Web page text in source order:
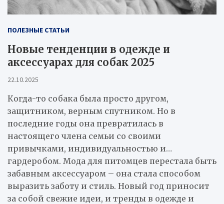
ПОЛЕЗНЫЕ СТАТЬИ
Новые тенденции в одежде и
аксессуарах для собак 2025
22.10.2025
Когда-то собака была просто другом,
защитником, верным спутником. Но в
последние годы она превратилась в
настоящего члена семьи со своими
привычками, индивидуальностью и…
гардеробом. Мода для питомцев перестала быть
забавным аксессуаром – она стала способом
выразить заботу и стиль. Новый год приносит
за собой свежие идеи, и тренды в одежде и